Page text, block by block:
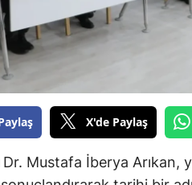
Yozgat
Aksaray
Bayburt
Karaman
X'de Paylaş
Mustafa İberya Arıkan,